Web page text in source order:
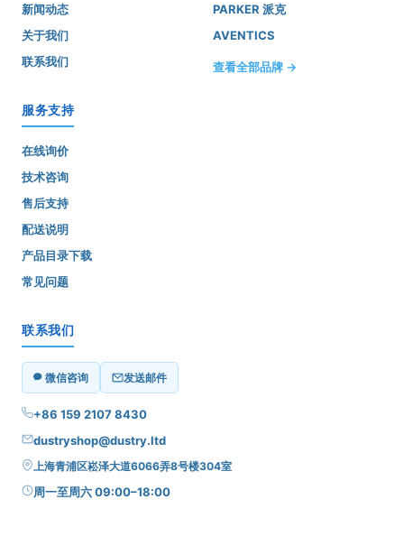
新闻动态
关于我们
联系我们
PARKER 派克
AVENTICS
查看全部品牌 →
服务支持
在线询价
技术咨询
售后支持
配送说明
产品目录下载
常见问题
联系我们
微信咨询 发送邮件
+86 159 2107 8430
dustryshop@dustry.ltd
上海青浦区崧泽大道6066弄8号楼304室
周一至周六 09:00–18:00